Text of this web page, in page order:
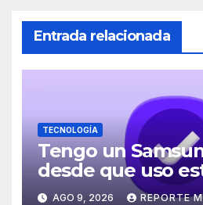
Entrada relacionada
TECNOLOGÍA
Tengo un
desde que uso
se me olvidan
AGO 9, 2026 REPORTE